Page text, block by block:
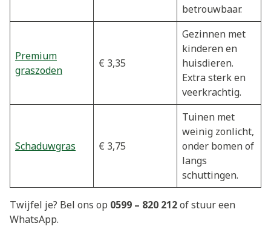
betrouwbaar.
Premium
graszoden
€ 3,35
Gezinnen met
kinderen en
huisdieren.
Extra sterk en
veerkrachtig.
Schaduwgras € 3,75
Tuinen met
weinig zonlicht,
onder bomen of
langs
schuttingen.
Twijfel je? Bel ons op 0599 – 820 212of stuur een
WhatsApp.